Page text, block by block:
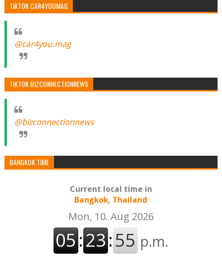
TIKTOK CAR4YOUMAG
@car4you.mag
TIKTOK BIZCONNECTIONNEWS
@bizconnectionnews
BANGKOK TIME
Current local time in
Bangkok, Thailand